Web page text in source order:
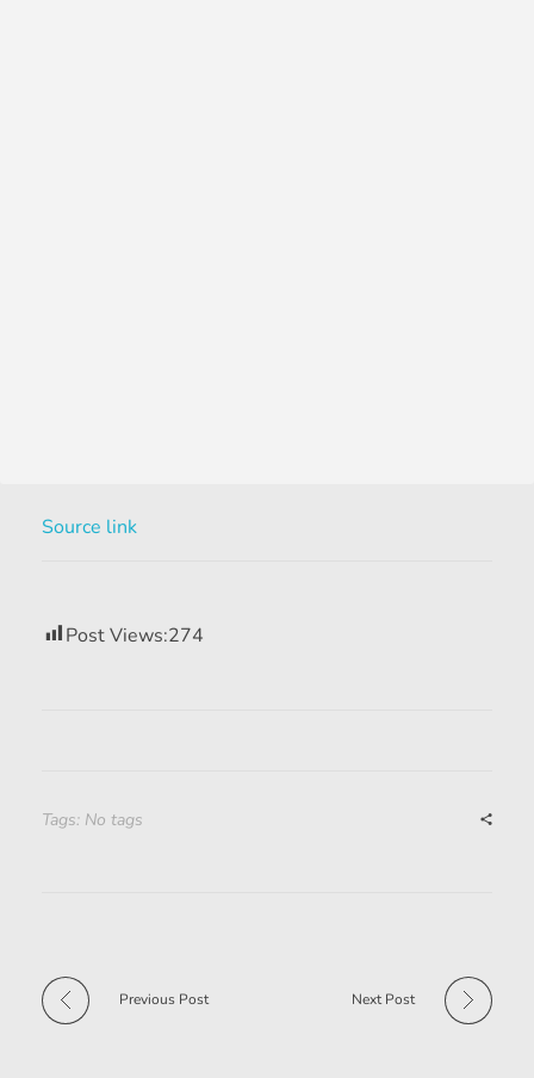
Source link
Post Views:274
Tags: No tags
Previous Post Next Post